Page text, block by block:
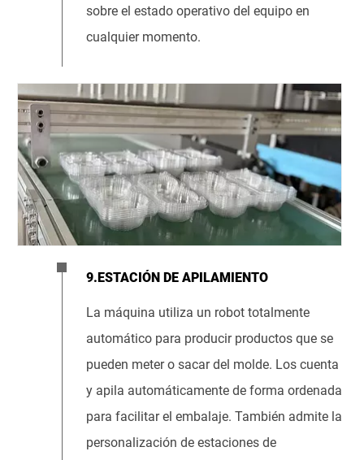
sobre el estado operativo del equipo en
cualquier momento.
9.ESTACIÓN DE APILAMIENTO
La máquina utiliza un robot totalmente
automático para producir productos que se
pueden meter o sacar del molde. Los cuenta
y apila automáticamente de forma ordenada
para facilitar el embalaje. También admite la
personalización de estaciones de